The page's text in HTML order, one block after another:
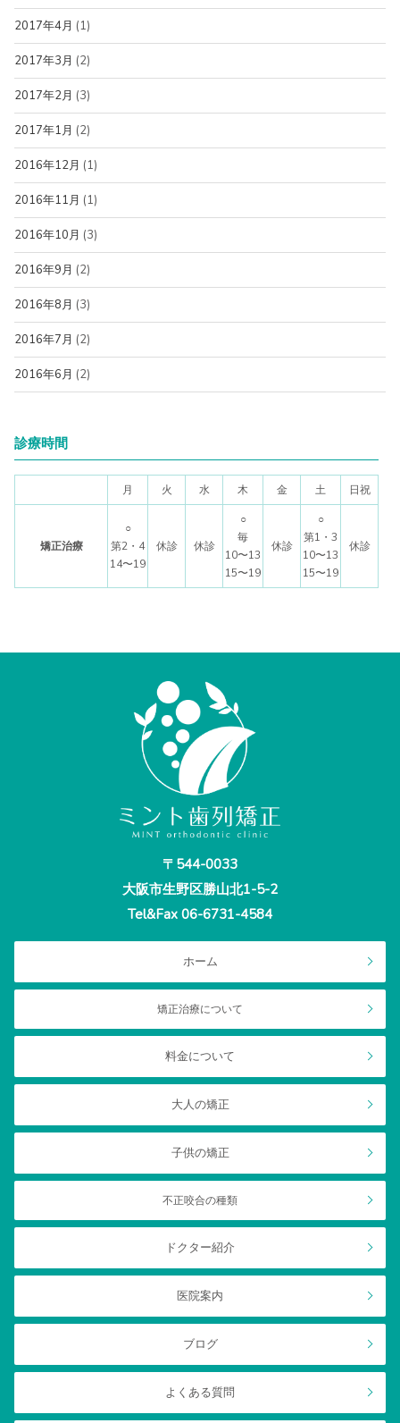
2017年4月 (1)
2017年3月 (2)
2017年2月 (3)
2017年1月 (2)
2016年12月 (1)
2016年11月 (1)
2016年10月 (3)
2016年9月 (2)
2016年8月 (3)
2016年7月 (2)
2016年6月 (2)
診療時間
月 火 水 木 金 土 日祝
矯正治療
○
第2・4
14〜19
休診 休診
○
毎
10〜13
15〜19
休診
○
第1・3
10〜13
15〜19
休診
〒544-0033
大阪市生野区勝山北1-5-2
Tel&Fax 06-6731-4584
ホーム
矯正治療について
料金について
大人の矯正
子供の矯正
不正咬合の種類
ドクター紹介
医院案内
ブログ
よくある質問